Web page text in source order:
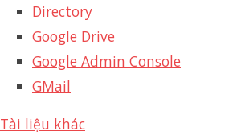
Directory
Google Drive
Google Admin Console
GMail
Tài liệu khác